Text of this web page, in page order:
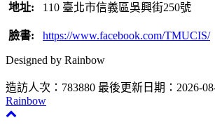
地址: 110 臺北市信義區吳興街250號
臉書: https://www.facebook.com/TMUCIS/
Designed by Rainbow
造訪人次：783880 最後更新日期：2026-
Rainbow